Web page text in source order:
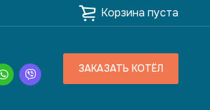
Корзина пуста
ЗАКАЗАТЬ КОТЁЛ